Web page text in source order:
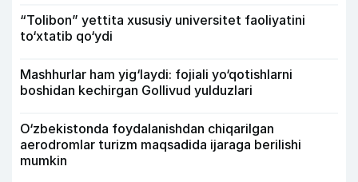
“Tolibon” yettita xususiy universitet faoliyatini
to‘xtatib qo‘ydi
Mashhurlar ham yig‘laydi: fojiali yo‘qotishlarni
boshidan kechirgan Gollivud yulduzlari
O‘zbekistonda foydalanishdan chiqarilgan
aerodromlar turizm maqsadida ijaraga berilishi
mumkin